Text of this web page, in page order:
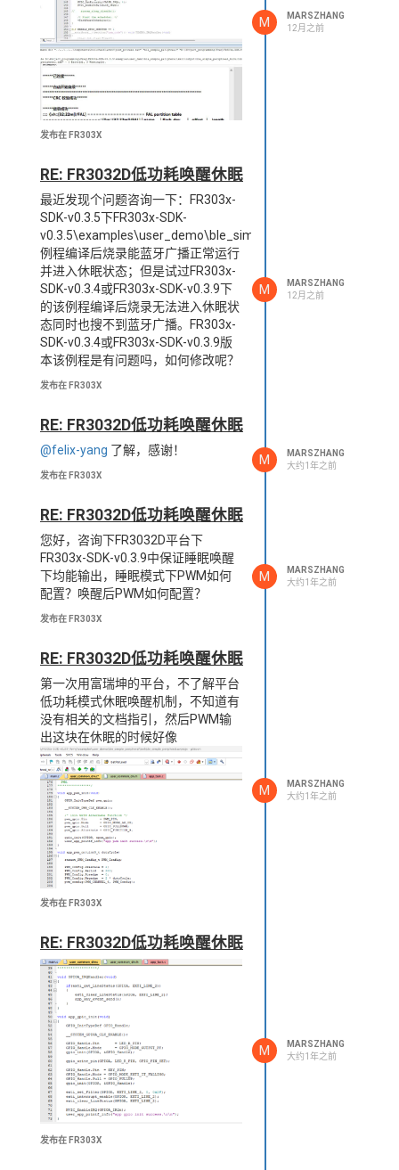
可以看下?
没有改动任何SDK中的内容，上面是
FR303x-SDK-v0.3.5编译后烧录的日
志，有休眠唤醒后的打印
“WWWWW”，广播也是正常的；下面
是FR303x-SDK-v0.3.9编译后烧录的
日志，没有休眠唤醒后的打印，搜索
发布在 FR303X
M
MARSZHANG
12月之前
RE: FR3032D低功耗唤醒休眠
最近发现个问题咨询一下：FR303x-
SDK-v0.3.5下FR303x-SDK-
v0.3.5\examples\user_demo\ble_simple_peripheral
例程编译后烧录能蓝牙广播正常运行
并进入休眠状态；但是试过FR303x-
SDK-v0.3.4或FR303x-SDK-v0.3.9下
的该例程编译后烧录无法进入休眠状
态同时也搜不到蓝牙广播。FR303x-
SDK-v0.3.4或FR303x-SDK-v0.3.9版
本该例程是有问题吗，如何修改呢？
发布在 FR303X
M
MARSZHANG
12月之前
RE: FR3032D低功耗唤醒休眠
@felix-yang 了解，感谢！
发布在 FR303X
M
MARSZHANG
大约1年之前
RE: FR3032D低功耗唤醒休眠
您好，咨询下FR3032D平台下
FR303x-SDK-v0.3.9中保证睡眠唤醒
下均能输出，睡眠模式下PWM如何
配置？唤醒后PWM如何配置？
发布在 FR303X
M
MARSZHANG
大约1年之前
RE: FR3032D低功耗唤醒休眠
第一次用富瑞坤的平台，不了解平台
低功耗模式休眠唤醒机制，不知道有
没有相关的文档指引，然后PWM输
出这块在休眠的时候好像
发布在 FR303X
M
MARSZHANG
大约1年之前
RE: FR3032D低功耗唤醒休眠
发布在 FR303X
M
MARSZHANG
大约1年之前